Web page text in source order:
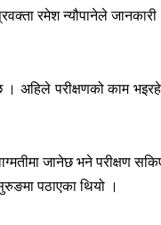
रमेश न्यौपानेले जानकारी
। अहिले परीक्षणको काम
जानेछ भने परीक्षण
पठाएका थियो ।